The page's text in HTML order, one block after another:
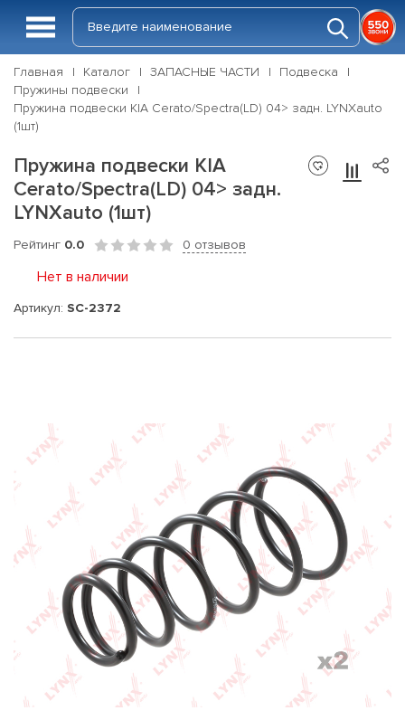
Главная Каталог ЗАПАСНЫЕ ЧАСТИ
Подвеска
Пружины подвески
Пружина подвески KIA Cerato/Spectra(LD) 04> задн. LYNXauto
(1шт)
Пружина подвески KIA
Cerato/Spectra(LD) 04> задн.
LYNXauto (1шт)
Рейтинг 0.0 0 отзывов
Нет в наличии
Артикул: SC-2372